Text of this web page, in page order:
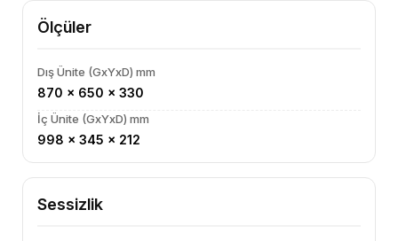
Ölçüler
Dış Ünite (GxYxD) mm
870 x 650 x 330
İç Ünite (GxYxD) mm
998 x 345 x 212
Sessizlik